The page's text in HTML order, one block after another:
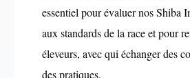
essentiel pour évaluer nos Shiba
aux standards de la race et pour
éleveurs, avec qui échanger des
des pratiques.